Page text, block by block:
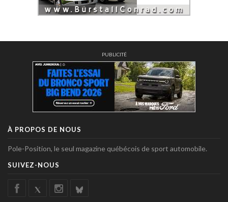
PUBLICITÉ
À PROPOS DE NOUS
Pole-Position, le seul magazine québécois de sport automobile.
SUIVEZ-NOUS